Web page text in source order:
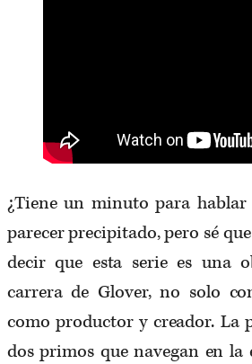
¿Tiene un minuto para
parecer precipitado, pero sé
decir que esta serie es una
carrera de Glover, no solo
como productor y creador. La
dos primos que navegan en la